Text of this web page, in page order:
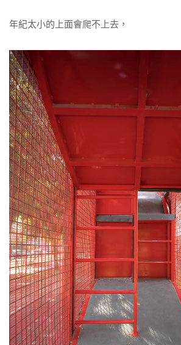
年紀太小的上面會爬不上去，